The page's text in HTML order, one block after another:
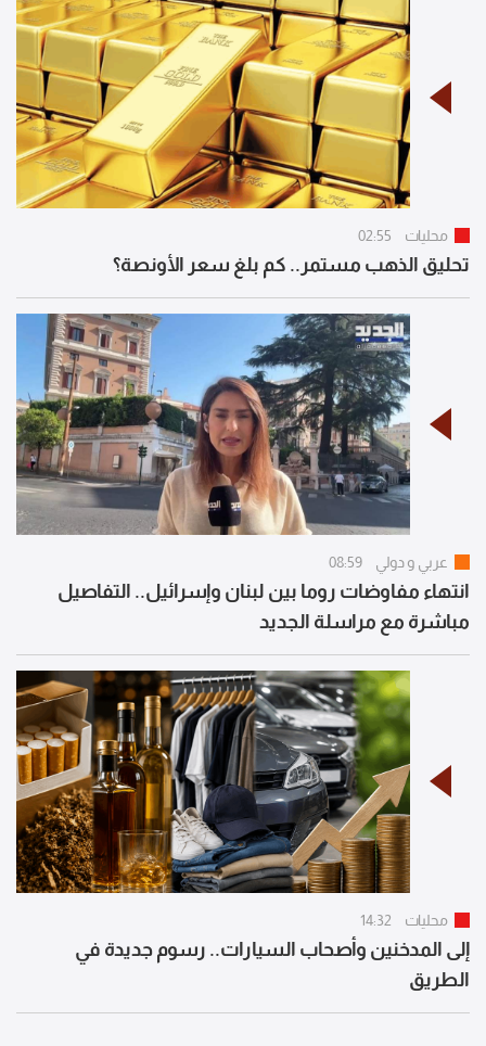
محليات 02:55
تحليق الذهب مستمر.. كم بلغ سعر الأونصة؟
عربي و دولي 08:59
انتهاء مفاوضات روما بين لبنان وإسرائيل.. التفاصيل
مباشرة مع مراسلة الجديد
محليات 14:32
إلى المدخنين وأصحاب السيارات.. رسوم جديدة في
الطريق